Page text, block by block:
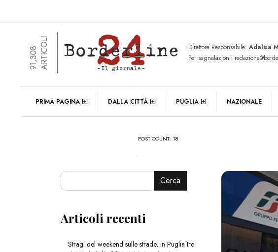
91,308ARTICOLI Direttore Responsabile: Adalisa
Per segnalazioni:
PRIMA PAGINA DALLA CITTÀ PUGLIA NAZIONALE
POST COUNT: 18
Cerca
Articoli recenti
Stragi del weekend sulle strade, in Puglia tre